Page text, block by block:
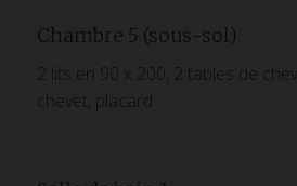
Chambre 5 (sous-sol)
2 lits en 90 x 200, 2 tables de
chevet, placard